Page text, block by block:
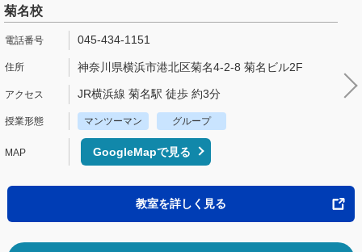
菊名校
045-434-1151
神奈川県横浜市港北区菊名4-2-8 菊名ビル2F
JR横浜線 菊名駅 徒歩 約3分
マンツーマン グループ
GoogleMapで見る
教室を詳しく見る